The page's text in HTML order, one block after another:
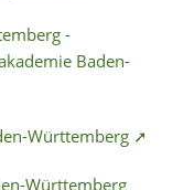
-
Baden-
Württemberg ➚
Württemberg